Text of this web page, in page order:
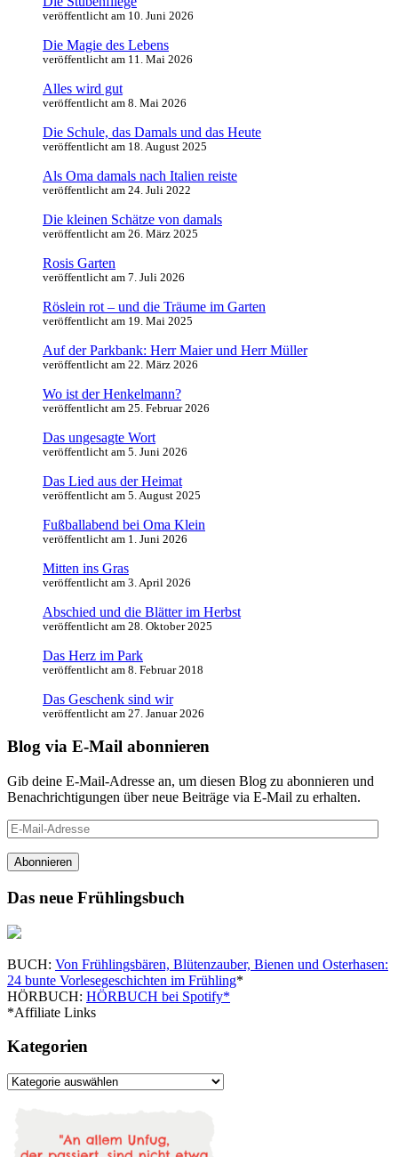
veröffentlicht am 10. Juni 2026
Die Magie des Lebens
veröffentlicht am 11. Mai 2026
Alles wird gut
veröffentlicht am 8. Mai 2026
Die Schule, das Damals und das Heute
veröffentlicht am 18. August 2025
Als Oma damals nach Italien reiste
veröffentlicht am 24. Juli 2022
Die kleinen Schätze von damals
veröffentlicht am 26. März 2025
Rosis Garten
veröffentlicht am 7. Juli 2026
Röslein rot – und die Träume im Garten
veröffentlicht am 19. Mai 2025
Auf der Parkbank: Herr Maier und Herr Müller
veröffentlicht am 22. März 2026
Wo ist der Henkelmann?
veröffentlicht am 25. Februar 2026
Das ungesagte Wort
veröffentlicht am 5. Juni 2026
Das Lied aus der Heimat
veröffentlicht am 5. August 2025
Fußballabend bei Oma Klein
veröffentlicht am 1. Juni 2026
Mitten ins Gras
veröffentlicht am 3. April 2026
Abschied und die Blätter im Herbst
veröffentlicht am 28. Oktober 2025
Das Herz im Park
veröffentlicht am 8. Februar 2018
Das Geschenk sind wir
veröffentlicht am 27. Januar 2026
Blog via E-Mail abonnieren
Gib deine E-Mail-Adresse an, um diesen Blog zu abonnieren und
Benachrichtigungen über neue Beiträge via E-Mail zu erhalten.
E-
Mail-
Adresse
Abonnieren
Das neue Frühlingsbuch
BUCH: Von Frühlingsbären, Blütenzauber, Bienen und Osterhasen:
24 bunte Vorlesegeschichten im Frühling*
HÖRBUCH: HÖRBUCH bei Spotify*
*Affiliate Links
Kategorien
Kategorien